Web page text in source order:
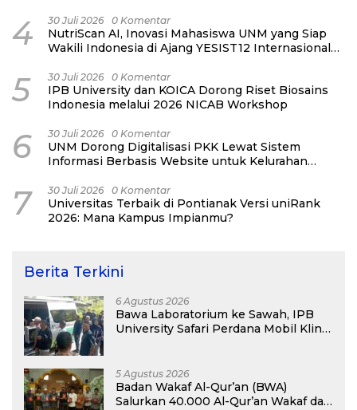
4 30 Juli 2026 0 Komentar
NutriScan AI, Inovasi Mahasiswa UNM yang Siap
Wakili Indonesia di Ajang YESIST12 Internasional
5 30 Juli 2026 0 Komentar
IPB University dan KOICA Dorong Riset Biosains
Indonesia melalui 2026 NICAB Workshop
6 30 Juli 2026 0 Komentar
UNM Dorong Digitalisasi PKK Lewat Sistem
Informasi Berbasis Website untuk Kelurahan
7 30 Juli 2026 0 Komentar
Universitas Terbaik di Pontianak Versi uniRank
2026: Mana Kampus Impianmu?
Berita Terkini
6 Agustus 2026
Bawa Laboratorium ke Sawah, IPB
University Safari Perdana Mobil Klinik
5 Agustus 2026
Badan Wakaf Al-Qur’an (BWA)
Salurkan 40.000 Al-Qur’an Wakaf dan